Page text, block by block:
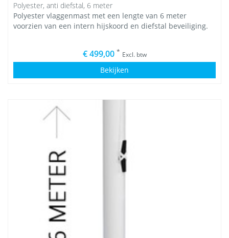
Polyester, anti diefstal, 6 meter
Polyester vlaggenmast met een lengte van 6 meter
voorzien van een intern hijskoord en diefstal beveiliging.
€ 499,00 * Excl. btw
Bekijken